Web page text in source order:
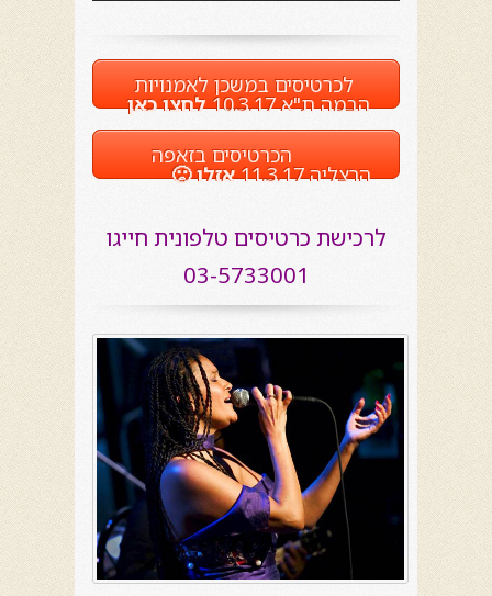
לכרטיסים במשכן לאמנויות
הבמה ת"א 10.3.17
לחצו כאן
הכרטיסים בזאפה
הרצליה 11.3.17 אזלו 🙁
לרכישת כרטיסים טלפונית חייגו
03-5733001